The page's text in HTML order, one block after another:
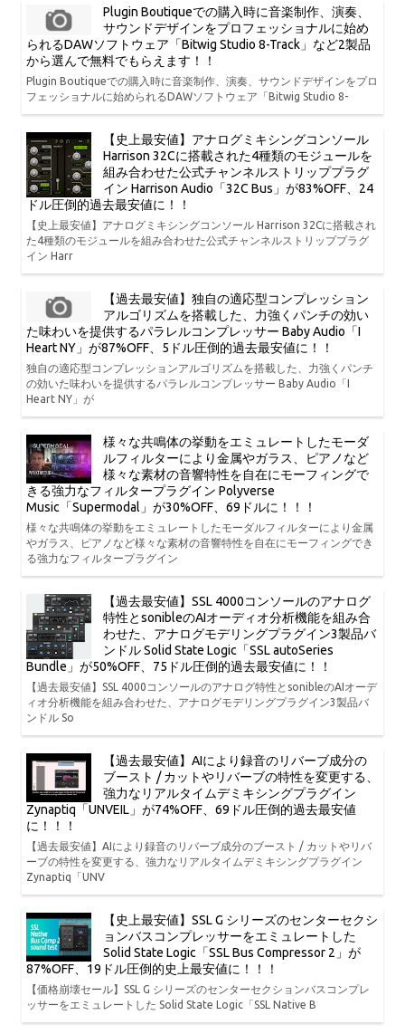
Plugin Boutiqueでの購入時に音楽制作、演奏、
サウンドデザインをプロフェッショナルに始め
られるDAWソフトウェア「Bitwig Studio 8-Track」など2製品
から選んで無料でもらえます！！
Plugin Boutiqueでの購入時に音楽制作、演奏、サウンドデザインをプロ
フェッショナルに始められるDAWソフトウェア「Bitwig Studio 8-
【史上最安値】アナログミキシングコンソール
Harrison 32Cに搭載された4種類のモジュールを
組み合わせた公式チャンネルストリッププラグ
イン Harrison Audio「32C Bus」が83%OFF、24
ドル圧倒的過去最安値に！！
【史上最安値】アナログミキシングコンソール Harrison 32Cに搭載され
た4種類のモジュールを組み合わせた公式チャンネルストリッププラグ
イン Harr
【過去最安値】独自の適応型コンプレッション
アルゴリズムを搭載した、力強くパンチの効い
た味わいを提供するパラレルコンプレッサー Baby Audio「I
Heart NY」が87%OFF、5ドル圧倒的過去最安値に！！
独自の適応型コンプレッションアルゴリズムを搭載した、力強くパンチ
の効いた味わいを提供するパラレルコンプレッサー Baby Audio「I
Heart NY」が
様々な共鳴体の挙動をエミュレートしたモーダ
ルフィルターにより金属やガラス、ピアノなど
様々な素材の音響特性を自在にモーフィングで
きる強力なフィルタープラグイン Polyverse
Music「Supermodal」が30%OFF、69ドルに！！！
様々な共鳴体の挙動をエミュレートしたモーダルフィルターにより金属
やガラス、ピアノなど様々な素材の音響特性を自在にモーフィングでき
る強力なフィルタープラグイン
【過去最安値】SSL 4000コンソールのアナログ
特性とsonibleのAIオーディオ分析機能を組み合
わせた、アナログモデリングプラグイン3製品バ
ンドル Solid State Logic「SSL autoSeries
Bundle」が50%OFF、75ドル圧倒的過去最安値に！！
【過去最安値】SSL 4000コンソールのアナログ特性とsonibleのAIオーデ
ィオ分析機能を組み合わせた、アナログモデリングプラグイン3製品バ
ンドル So
【過去最安値】AIにより録音のリバーブ成分の
ブースト / カットやリバーブの特性を変更する、
強力なリアルタイムデミキシングプラグイン
Zynaptiq「UNVEIL」が74%OFF、69ドル圧倒的過去最安値
に！！！
【過去最安値】AIにより録音のリバーブ成分のブースト / カットやリバ
ーブの特性を変更する、強力なリアルタイムデミキシングプラグイン
Zynaptiq「UNV
【史上最安値】SSL G シリーズのセンターセクシ
ョンバスコンプレッサーをエミュレートした
Solid State Logic「SSL Bus Compressor 2」が
87%OFF、19ドル圧倒的史上最安値に！！！
【価格崩壊セール】SSL G シリーズのセンターセクションバスコンプレ
ッサーをエミュレートした Solid State Logic「SSL Native B